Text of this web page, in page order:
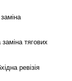
тягових
ревізія